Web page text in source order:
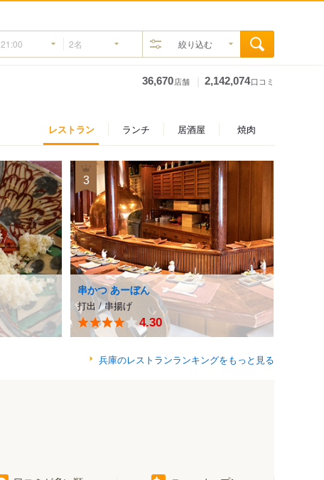
絞り込む
36,670店舗 2,142,074口コミ
レストラン ランチ 居酒屋 焼肉
3
串かつ あーぼん
打出 / 串揚げ
4.30
兵庫のレストランランキングをもっと見る